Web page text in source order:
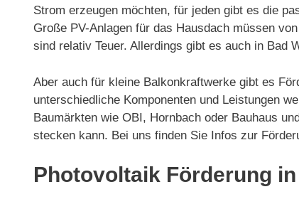
Strom erzeugen möchten, für jeden gibt es die
Große PV-Anlagen für das Hausdach müssen
sind relativ Teuer. Allerdings gibt es auch in Bad
Aber auch für kleine Balkonkraftwerke gibt es
unterschiedliche Komponenten und Leistungen
Baumärkten wie OBI, Hornbach oder Bauhaus
stecken kann. Bei uns finden Sie Infos zur
Photovoltaik Förderung